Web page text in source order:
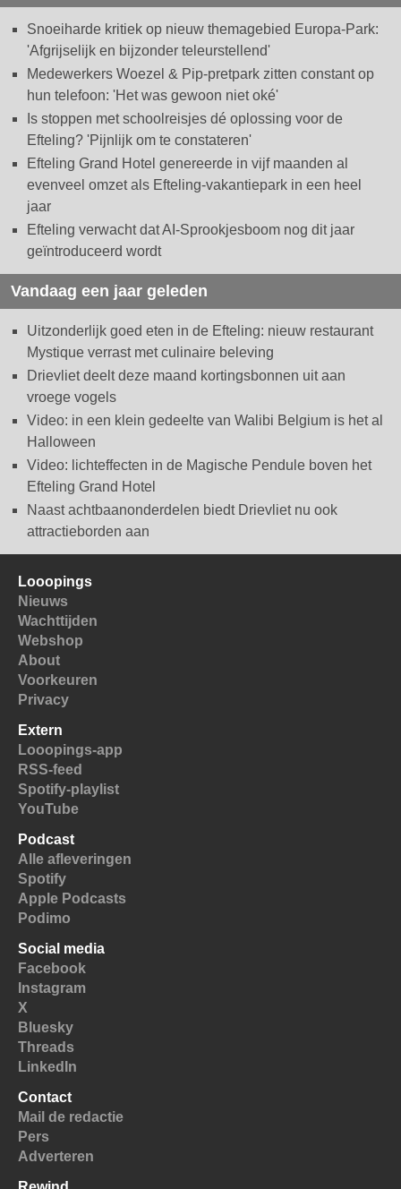
Snoeiharde kritiek op nieuw themagebied Europa-Park:
'Afgrijselijk en bijzonder teleurstellend'
Medewerkers Woezel & Pip-pretpark zitten constant op
hun telefoon: 'Het was gewoon niet oké'
Is stoppen met schoolreisjes dé oplossing voor de
Efteling? 'Pijnlijk om te constateren'
Efteling Grand Hotel genereerde in vijf maanden al
evenveel omzet als Efteling-vakantiepark in een heel
jaar
Efteling verwacht dat AI-Sprookjesboom nog dit jaar
geïntroduceerd wordt
Vandaag een jaar geleden
Uitzonderlijk goed eten in de Efteling: nieuw restaurant
Mystique verrast met culinaire beleving
Drievliet deelt deze maand kortingsbonnen uit aan
vroege vogels
Video: in een klein gedeelte van Walibi Belgium is het al
Halloween
Video: lichteffecten in de Magische Pendule boven het
Efteling Grand Hotel
Naast achtbaanonderdelen biedt Drievliet nu ook
attractieborden aan
Looopings
Nieuws
Wachttijden
Webshop
About
Voorkeuren
Privacy
Extern
Looopings-app
RSS-feed
Spotify-playlist
YouTube
Podcast
Alle afleveringen
Spotify
Apple Podcasts
Podimo
Social media
Facebook
Instagram
X
Bluesky
Threads
LinkedIn
Contact
Mail de redactie
Pers
Adverteren